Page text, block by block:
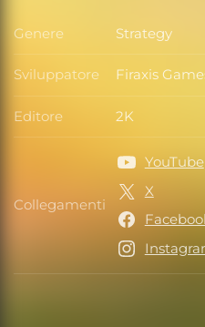
Genere Genere
Strategy
Sviluppatore Sviluppatore
Firaxis
Editore Editore
2K
Collegamenti Collegamenti
YouTube
X